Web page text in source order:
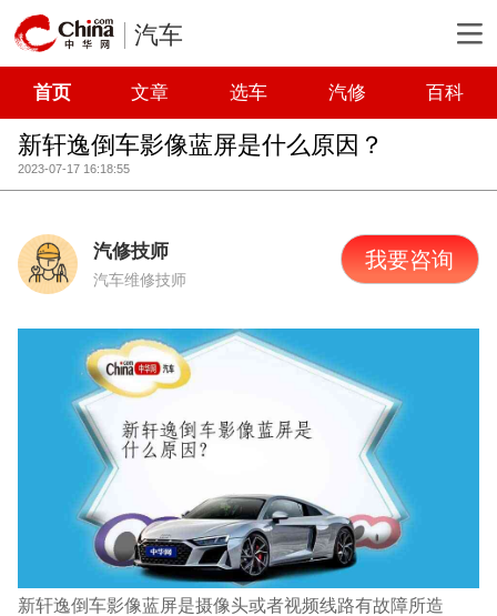
汽车
首页 文章 选车 汽修 百科
新轩逸倒车影像蓝屏是什么原因？
2023-07-17 16:18:55
汽修技师
汽车维修技师
我要咨询
新轩逸倒车影像蓝屏是摄像头或者视频线路有故障所造